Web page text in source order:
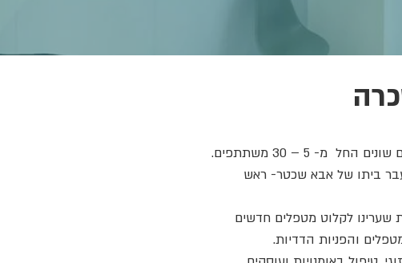
5 – 30 משתתפים.
ביתו של אבא שכטר- ראש
שערינו לקלוט מטפלים חדשים
והפניות הדדיות.